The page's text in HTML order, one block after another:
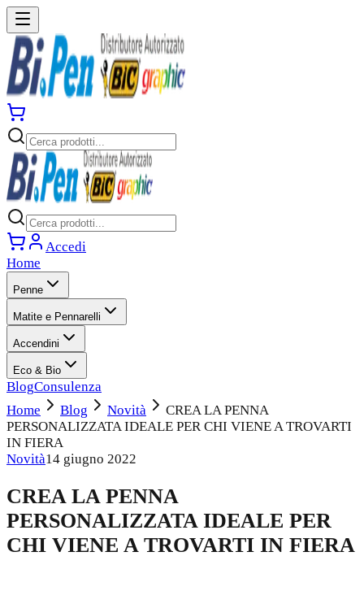
Accedi
Home
Penne
Matite e Pennarelli
Accendini
Eco & Bio
BlogConsulenza
Home
Blog Novità
CREA LA PENNA
PERSONALIZZATA IDEALE PER CHI VIENE A TROVARTI
IN FIERA
Novità14 giugno 2022
CREA LA PENNA
PERSONALIZZATA IDEALE PER
CHI VIENE A TROVARTI IN FIERA